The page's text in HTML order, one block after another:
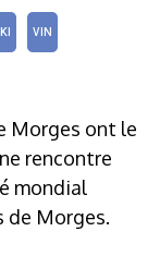
VIN
Morges ont le
rencontre
mondial
de Morges.